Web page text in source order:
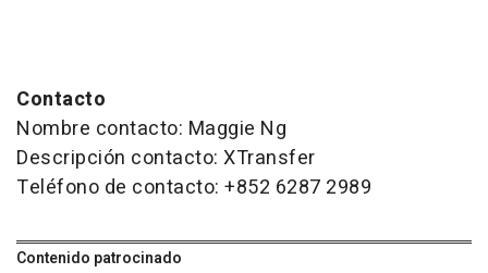
Contacto
Nombre contacto: Maggie Ng
Descripción contacto: XTransfer
Teléfono de contacto: +852 6287 2989
Contenido patrocinado